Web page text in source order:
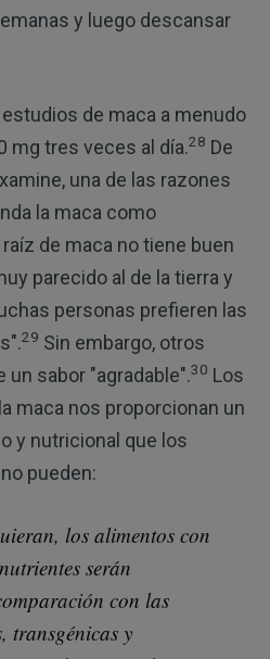
y luego descansar
de maca a menudo
mg tres veces al día.28 De
una de las razones
la maca como
de maca no tiene buen
parecido al de la tierra y
personas prefieren las
29 Sin embargo, otros
un sabor "agradable".30 Los
maca nos proporcionan un
y nutricional que los
pueden:
los alimentos con
serán
con las
transgénicas y